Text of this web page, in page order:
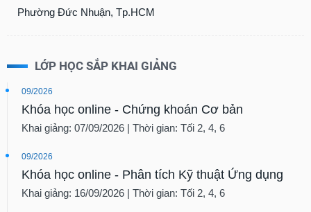
Phường Đức Nhuận, Tp.HCM
LỚP HỌC SẮP KHAI GIẢNG
09/2026
Khóa học online - Chứng khoán Cơ bản
Khai giảng: 07/09/2026 | Thời gian: Tối 2, 4, 6
09/2026
Khóa học online - Phân tích Kỹ thuật Ứng dụng
Khai giảng: 16/09/2026 | Thời gian: Tối 2, 4, 6